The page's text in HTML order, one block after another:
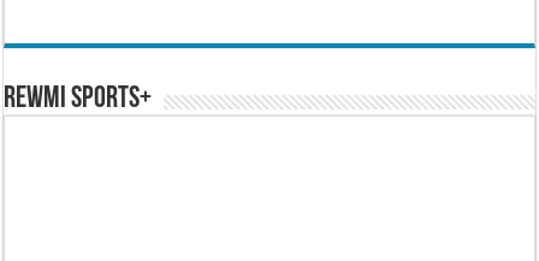
REWMI SPORTS+